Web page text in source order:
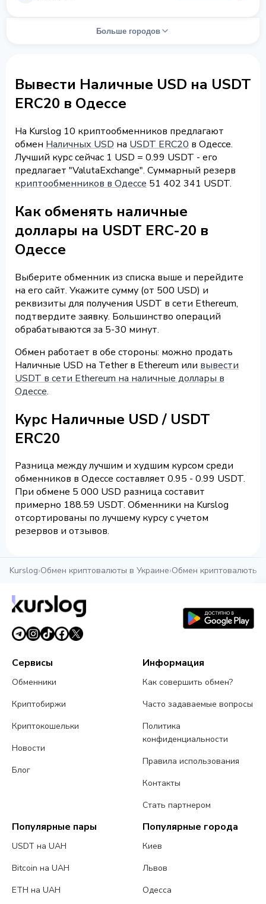
Больше городов
Вывести Наличные USD на USDT
ERC20 в Одессе
На Kurslog 10 криптообменников предлагают
обмен Наличных USD на USDT ERC20 в Одессе.
Лучший курс сейчас 1 USD = 0.99 USDT - его
предлагает "ValutaExchange". Суммарный резерв
криптообменников в Одессе 51 402 341 USDT.
Как обменять наличные
доллары на USDT ERC-20 в
Одессе
Выберите обменник из списка выше и перейдите
на его сайт. Укажите сумму (от 500 USD) и
реквизиты для получения USDT в сети Ethereum,
подтвердите заявку. Большинство операций
обрабатываются за 5-30 минут.
Обмен работает в обе стороны: можно продать
Наличные USD на Tether в Ethereum или вывести
USDT в сети Ethereum на наличные доллары в
Одессе.
Курс Наличные USD / USDT
ERC20
Разница между лучшим и худшим курсом среди
обменников в Одессе составляет 0.95 - 0.99 USDT.
При обмене 5 000 USD разница составит
примерно 188.59 USDT. Обменники на Kurslog
отсортированы по лучшему курсу с учетом
резервов и отзывов.
Kurslog›Обмен криптовалюты в Украине›Обмен криптовалюты
Сервисы
Обменники
Криптобиржи
Криптокошельки
Новости
Блог
Информация
Как совершить обмен?
Часто задаваемые вопросы
Политика
конфиденциальности
Правила использования
Контакты
Стать партнером
Популярные пары
USDT на UAH
Bitcoin на UAH
ETH на UAH
Популярные города
Киев
Львов
Одесса